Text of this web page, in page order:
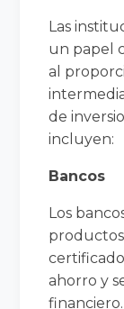
Las
un papel
al
de
incluyen:
Bancos
Los
ahorro y